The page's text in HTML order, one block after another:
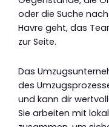
oder die Suche
Havre geht, das
zur Seite.
Das
des
und kann dir
Sie arbeiten mit